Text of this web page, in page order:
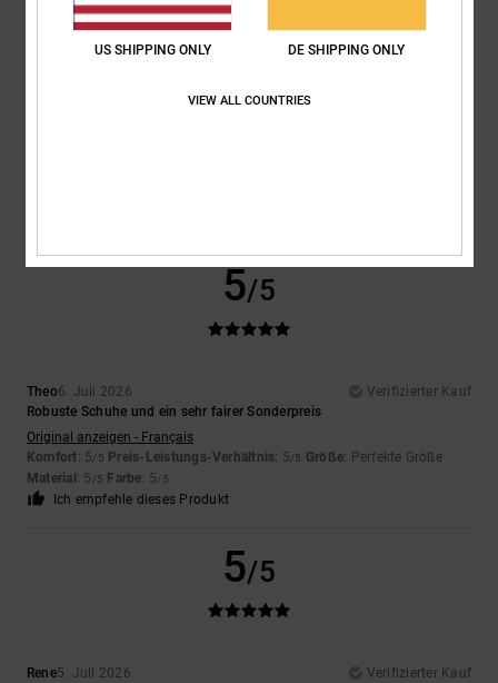
5/5
Theo6. Juli 2026
Verifizierter Kauf
Robuste Schuhe und ein sehr fairer Sonderpreis
Original anzeigen - Français
Komfort: 5/5 Preis-Leistungs-Verhältnis: 5/5 Größe: Perfekte Größe
Material : 5 /5 Farbe: 5/5
Ich empfehle dieses Produkt
5/5
Rene5. Juli 2026
Verifizierter Kauf
US SHIPPING ONLY DE SHIPPING ONLY
VIEW ALL COUNTRIES